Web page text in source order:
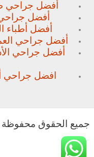
أفضل جراحي
أفضل
أفضل أطباء
أفضل جراحي
أفضل جراحي
افضل جراحي
جميع الحقوق محفوظة © 2026 المرشد للتنسيق